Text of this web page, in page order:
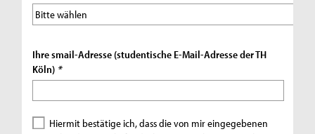
Ihre smail-Adresse (studentische E-Mail-Adresse der TH
Köln) *
Hiermit bestätige ich, dass die von mir eingegebenen